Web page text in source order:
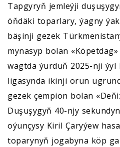
Tapgyryň jemleýji
öňdäki toparlary, ýagny
bäşinji gezek
mynasyp bolan
wagtda ýurduň 2025-nji ýyl
ligasynda ikinji orun
gezek çempion bolan
Duşuşygyň 40-njy
oýunçysy Kiril Çaryýew
toparynyň jogabyna köp